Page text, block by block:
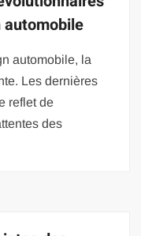
automobile
automobile, la
Les dernières
reflet de
des